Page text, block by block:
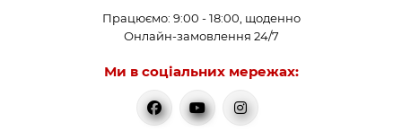
Працюємо: 9:00 - 18:00, щоденно
Онлайн-замовлення 24/7
Ми в соціальних мережах: